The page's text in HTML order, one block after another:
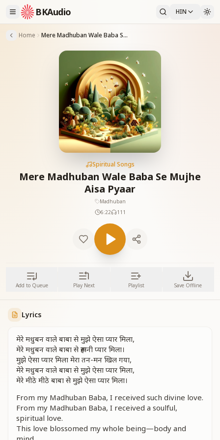
BKAudio HIN
Home Mere Madhuban Wale Baba Se Mujhe Aisa Pyaar
Spiritual Songs
Mere Madhuban Wale Baba Se Mujhe
Aisa Pyaar
Madhuban
6:22
111
Add to Queue Play Next Playlist Save Offline
Lyrics
मेरे मधुबन वाले बाबा से मुझे ऐसा प्यार मिला,
मेरे मधुबन वाले बाबा से रूहानी प्यार मिला।
मुझे ऐसा प्यार मिला मेरा तन-मन खिल गया,
मेरे मधुबन वाले बाबा से मुझे ऐसा प्यार मिला,
मेरे मीठे मीठे बाबा से मुझे ऐसा प्यार मिला।
From my Madhuban Baba, I received such divine love.
From my Madhuban Baba, I received a soulful,
spiritual love.
This love blossomed my whole being—body and